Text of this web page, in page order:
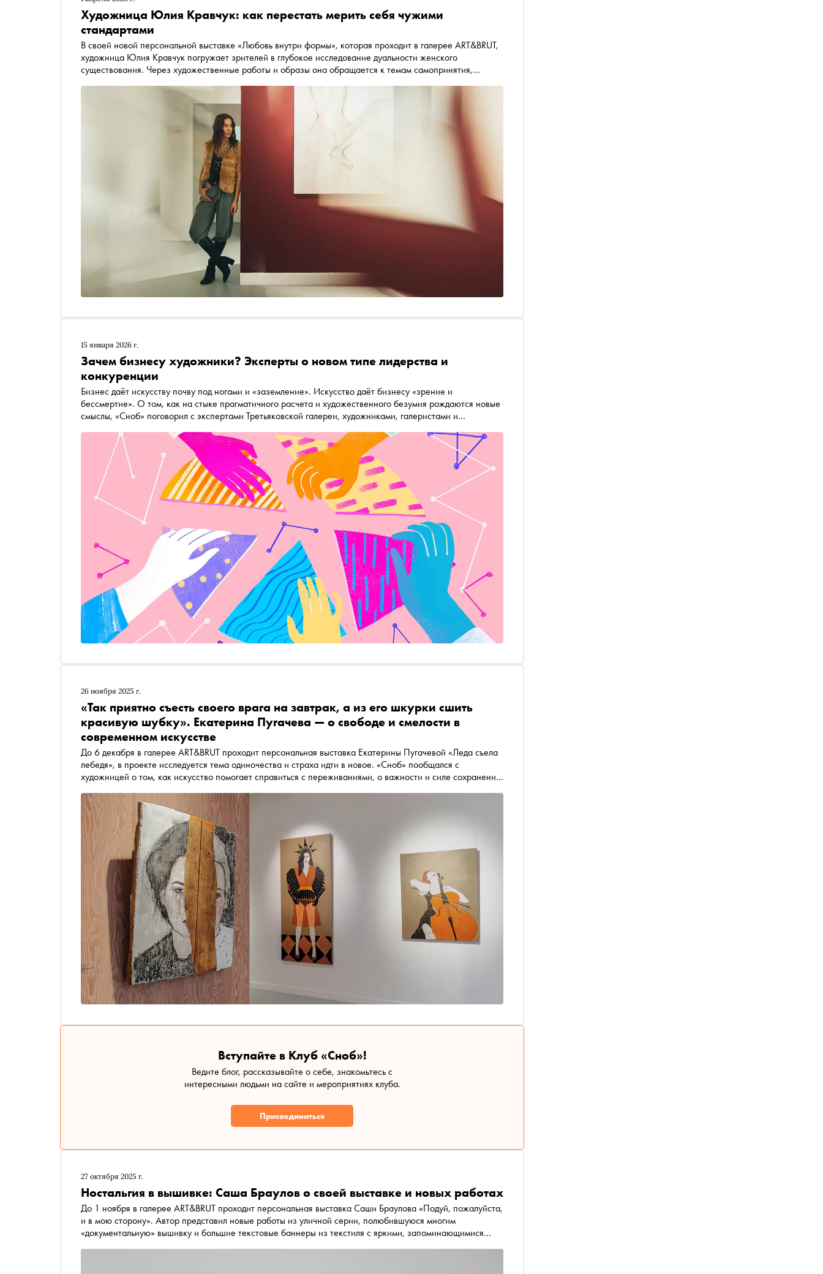
Художница Юлия Кравчук: как перестать мерить себя чужими
стандартами
В своей новой персональной выставке «Любовь внутри формы», которая проходит в галерее ART&BRUT,
художница Юлия Кравчук погружает зрителей в глубокое исследование дуальности женского
существования. Через художественные работы и образы она обращается к темам самопринятия,
переосмыслении женского образа, о музыке как инструменте соединения и о влиянии внутренних
переживаний на процесс создания работ
15 января 2026 г.
Зачем бизнесу художники? Эксперты о новом типе лидерства и
конкуренции
Бизнес даёт искусству почву под ногами и «заземление». Искусство даёт бизнесу «зрение и
бессмертие». О том, как на стыке прагматичного расчета и художественного безумия рождаются новые
смыслы, «Сноб» поговорил с экспертами Третьяковской галереи, художниками, галеристами и
26 ноября 2025 г.
«Так приятно съесть своего врага на завтрак, а из его шкурки сшить
красивую шубку». Екатерина Пугачева — о свободе и смелости в
современном искусстве
До 6 декабря в галерее ART&BRUT проходит персональная выставка Екатерины Пугачевой «Леда съела
лебедя», в проекте исследуется тема одиночества и страха идти в новое. «Сноб» пообщался с
художницей о том, как искусство помогает справиться с переживаниями, о важности и силе сохранения
Вступайте в Клуб «Сноб»!
Ведите блог, рассказывайте о себе, знакомьтесь с
интересными людьми на сайте и мероприятиях клуба.
Присоединиться
27 октября 2025 г.
Ностальгия в вышивке: Саша Браулов о своей выставке и новых работах
До 1 ноября в галерее ART&BRUT проходит персональная выставка Саши Браулова «Подуй, пожалуйста,
и в мою сторону». Автор представил новые работы из уличной серии, полюбившуюся многим
«документальную» вышивку и большие текстовые баннеры из текстиля с яркими, запоминающимися